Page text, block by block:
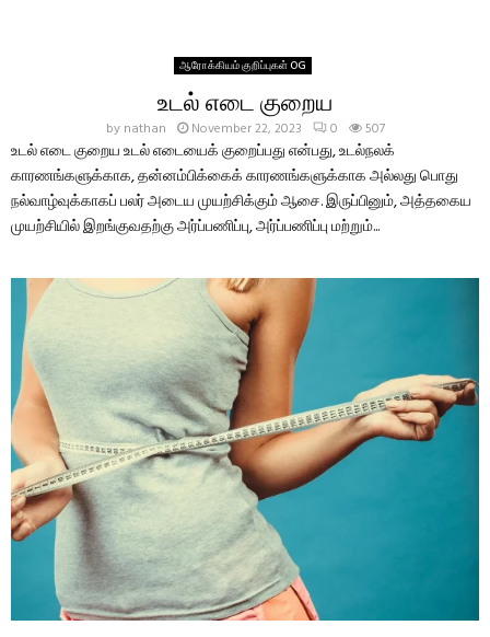
ஆரோக்கியம் குறிப்புகள் OG
உடல் எடை குறைய
by nathan November 22, 2023 0 507
உடல் எடை குறைய உடல் எடையைக் குறைப்பது என்பது, உடல்நலக்
காரணங்களுக்காக, தன்னம்பிக்கைக் காரணங்களுக்காக அல்லது பொது
நல்வாழ்வுக்காகப் பலர் அடைய முயற்சிக்கும் ஆசை. இருப்பினும், அத்தகைய
முயற்சியில் இறங்குவதற்கு அர்ப்பணிப்பு, அர்ப்பணிப்பு மற்றும்...